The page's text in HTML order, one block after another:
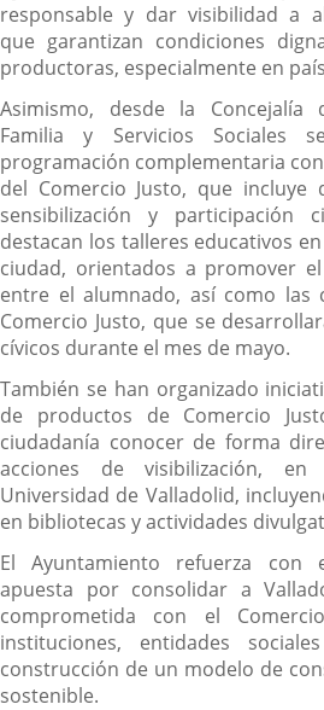
responsable y dar visibilidad a
que garantizan condiciones
productoras, especialmente en
Asimismo, desde la Concejalía
Familia y Servicios Sociales
programación complementaria
del Comercio Justo, que incluye
sensibilización y participación
destacan los talleres educativos
ciudad, orientados a promover
entre el alumnado, así como las
Comercio Justo, que se
cívicos durante el mes de mayo.
También se han organizado
de productos de Comercio
ciudadanía conocer de forma
acciones de visibilización,
Universidad de Valladolid,
en bibliotecas y actividades
El Ayuntamiento refuerza con
apuesta por consolidar a
comprometida con el
instituciones, entidades
construcción de un modelo de
sostenible.